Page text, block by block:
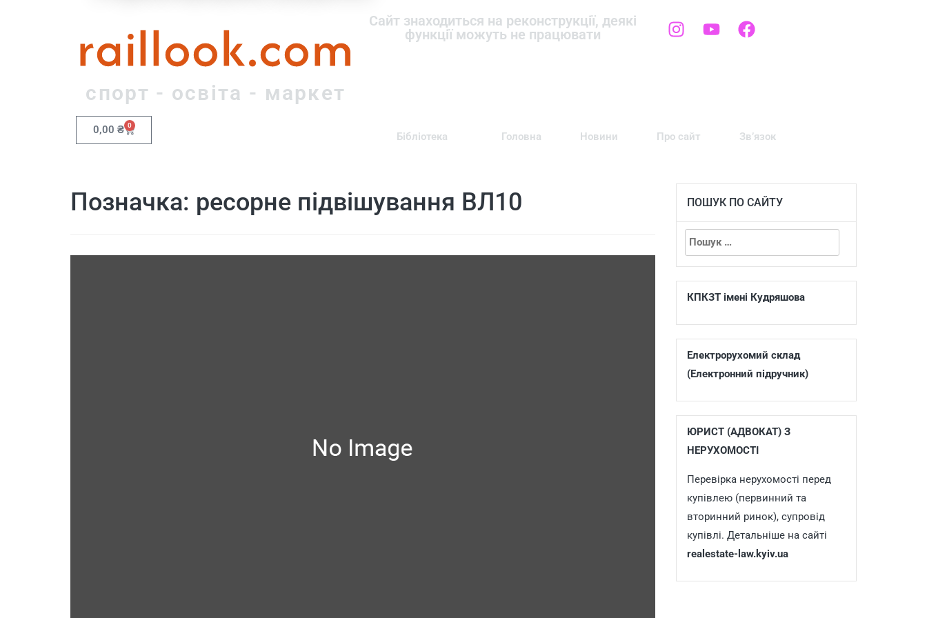
raillook.com
спорт - освіта - маркет
Сайт знаходиться на реконструкції, деякі
функції можуть не працювати
0,00 ₴ 0
Бібліотека Головна Новини Про сайт Зв’язок
Позначка: ресорне підвішування ВЛ10 ПОШУК ПО САЙТУ
КПКЗТ імені Кудряшова
Електрорухомий склад
(Електронний підручник)
ЮРИСТ (АДВОКАТ) З
НЕРУХОМОСТІ
Перевірка нерухомості перед
купівлею (первинний та
вторинний ринок), супровід
купівлі. Детальніше на сайті
realestate-law.kyiv.ua